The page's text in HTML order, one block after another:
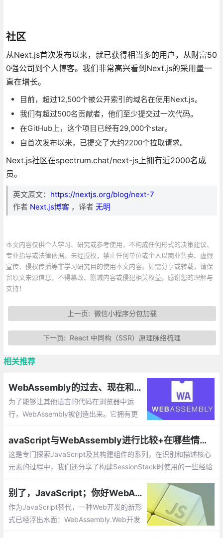
社区
从Next.js首次发布以来，就已获得相当多的用户，从财富50
0强公司到个人博客。我们非常高兴看到Next.js的采用量一
直在增长。
目前，超过12,500个被公开索引的域名在使用Next.js。
我们有超过500名贡献者，他们至少提交过一次代码。
在GitHub上，这个项目已经有29,000个star。
自首次发布以来，已提交了大约2200个拉取请求。
Next.js社区在spectrum.chat/next-js上拥有近2000名成
员。
英文原文： https://nextjs.org/blog/next-7
作者 Next.js博客 ，译者 无明
本文内容仅供个人学习、研究或参考使用，不构成任何形式的决策建议、
专业指导或法律依据。未经授权，禁止任何单位或个人以商业售卖、虚假
宣传、侵权传播等非学习研究目的使用本文内容。如需分享或转载，请保
留原文来源信息，不得篡改、删减内容或侵犯相关权益。感谢您的理解与
支持！
上一页: 微信小程序分包加载
下一页: React 中同构（SSR）原理脉络梳理
相关推荐
WebAssembly的过去、现在和未来
为了能够让其他语言的代码在浏览器中运
行，WebAssembly被创造出来。它拥有更
行。我们无需编写WebAssembly的代码，
只需要将其他高级语言编译成WebAssembl
y，这样就能在浏览器中复用大量的其他语
avaScript与WebAssembly进行比较+在哪些情况下会优于JavaScript
这是专门探索JavaScript及其构建组件的系列，在识别和描述核心
元素的过程中，我们还分享了构建SessionStack时使用的一些经验
帮助用户实时查看和重现其Web应用程序的缺陷。
别了，JavaScript；你好WebAssembly
作为JavaScript替代，一种Web开发的新形
式已经浮出水面：WebAssembly.Web开发